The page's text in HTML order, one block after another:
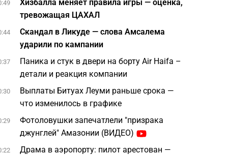
Хизбалла меняет правила игры — оценка,
тревожащая ЦАХАЛ
Скандал в Ликуде — слова Амсалема
ударили по кампании
Паника и стук в двери на борту Air Haifa –
детали и реакция компании
Выплаты Битуах Леуми раньше срока —
что изменилось в графике
Фотоловушки запечатлели "призрака
джунглей" Амазонии (ВИДЕО)
Драма в аэропорту: пилот арестован —